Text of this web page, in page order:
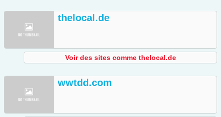
thelocal.de
Voir des sites comme thelocal.de
wwtdd.com